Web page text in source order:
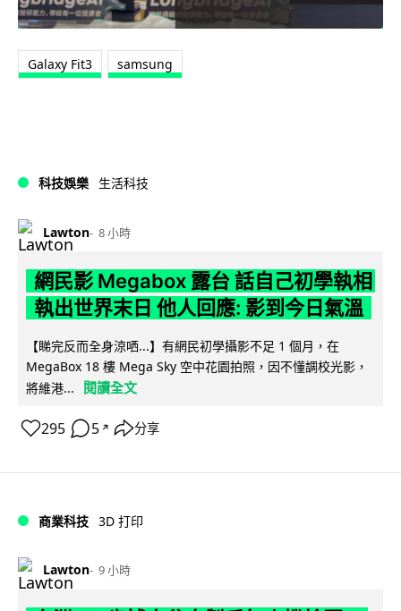
Galaxy Fit3 samsung
科技娛樂 生活科技
Lawton 8 小時
網民影 Megabox 露台 話自己初學執相
執出世界末日 他人回應: 影到今日氣溫
【睇完反而全身涼哂...】有網民初學攝影不足 1 個月，在
MegaBox 18 樓 Mega Sky 空中花園拍照，因不懂調校光影，
將維港...
閱讀全文
295 5 ↗ 分享
商業科技 3D 打印
Lawton 9 小時